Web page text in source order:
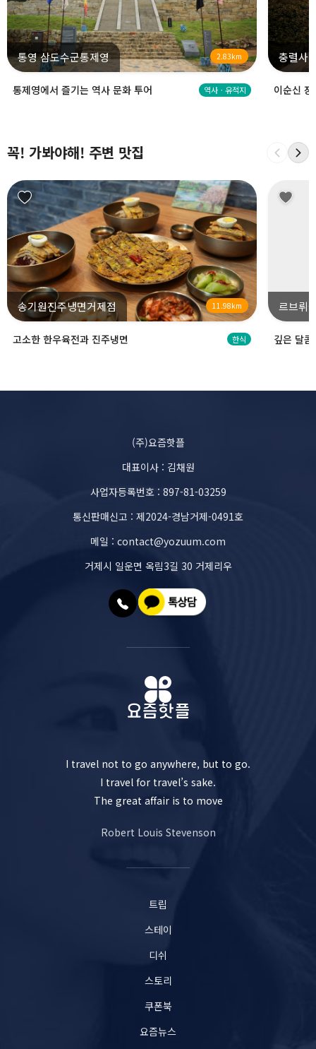
통영 삼도수군통제영 2.83km
통제영에서 즐기는 역사 문화 투어 역사ㆍ유적지
충렬사
이순신
꼭! 가봐야해! 주변 맛집
송기원진주냉면거제점 11.98km
고소한 한우육전과 진주냉면 한식
르브뤼
깊은 달
(주)요즘핫플
대표이사 : 김채원
사업자등록번호 : 897-81-03259
통신판매신고 : 제2024-경남거제-0491호
메일 : contact@yozuum.com
거제시 일운면 옥림3길 30 거제리우
I travel not to go anywhere, but to go.
I travel for travel’s sake.
The great affair is to move
Robert Louis Stevenson
트립
스테이
디쉬
스토리
쿠폰북
요즘뉴스